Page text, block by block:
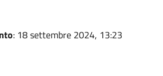
: 18 settembre 2024, 13:23